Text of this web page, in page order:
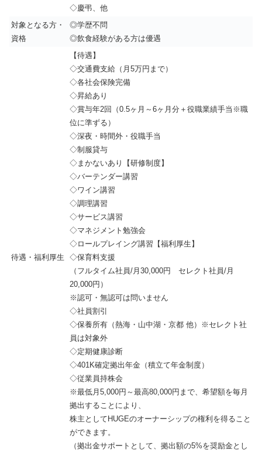
◇慶弔、他
対象となる方・
資格
◎学歴不問
◎飲食経験がある方は優遇
待遇・福利厚生
【待遇】
◇交通費支給（月5万円まで）
◇各社会保険完備
◇昇給あり
◇賞与年2回（0.5ヶ月～6ヶ月分＋役職業績手当※職
位に準ずる）
◇深夜・時間外・役職手当
◇制服貸与
◇まかないあり【研修制度】
◇バーテンダー講習
◇ワイン講習
◇調理講習
◇サービス講習
◇マネジメント勉強会
◇ロールプレイング講習【福利厚生】
◇保育料支援
（フルタイム社員/月30,000円 セレクト社員/月
20,000円）
※認可・無認可は問いません
◇社員割引
◇保養所有（熱海・山中湖・京都 他）※セレクト社
員は対象外
◇定期健康診断
◇401K確定拠出年金（積立て年金制度）
◇従業員持株会
※最低月5,000円～最高80,000円まで、希望額を毎月
拠出することにより、
株主としてHUGEのオーナーシップの権利を得ること
ができます。
（拠出金サポートとして、拠出額の5%を奨励金とし